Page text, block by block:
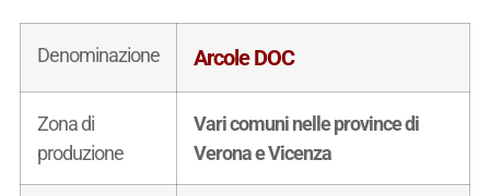
Denominazione Arcole DOC
Zona di
produzione
Vari comuni nelle province di
Verona e Vicenza